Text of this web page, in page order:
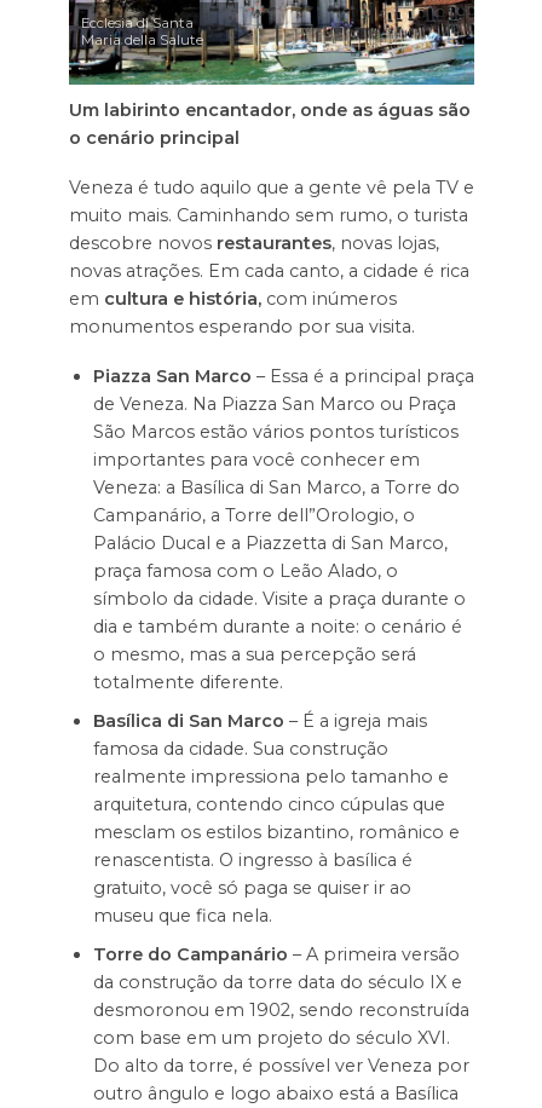
Ecclesia di Santa
Maria della Salute
Um labirinto encantador, onde as águas são
o cenário principal
Veneza é tudo aquilo que a gente vê pela TV e
muito mais. Caminhando sem rumo, o turista
descobre novos restaurantes, novas lojas,
novas atrações. Em cada canto, a cidade é rica
em cultura e história,com inúmeros
monumentos esperando por sua visita.
Piazza San Marco – Essa é a principal praça
de Veneza. Na Piazza San Marco ou Praça
São Marcos estão vários pontos turísticos
importantes para você conhecer em
Veneza: a Basílica di San Marco, a Torre do
Campanário, a Torre dell”Orologio, o
Palácio Ducal e a Piazzetta di San Marco,
praça famosa com o Leão Alado, o
símbolo da cidade. Visite a praça durante o
dia e também durante a noite: o cenário é
o mesmo, mas a sua percepção será
totalmente diferente.
Basílica di San Marco – É a igreja mais
famosa da cidade. Sua construção
realmente impressiona pelo tamanho e
arquitetura, contendo cinco cúpulas que
mesclam os estilos bizantino, românico e
renascentista. O ingresso à basílica é
gratuito, você só paga se quiser ir ao
museu que fica nela.
Torre do Campanário – A primeira versão
da construção da torre data do século IX e
desmoronou em 1902, sendo reconstruída
com base em um projeto do século XVI.
Do alto da torre, é possível ver Veneza por
outro ângulo e logo abaixo está a Basílica